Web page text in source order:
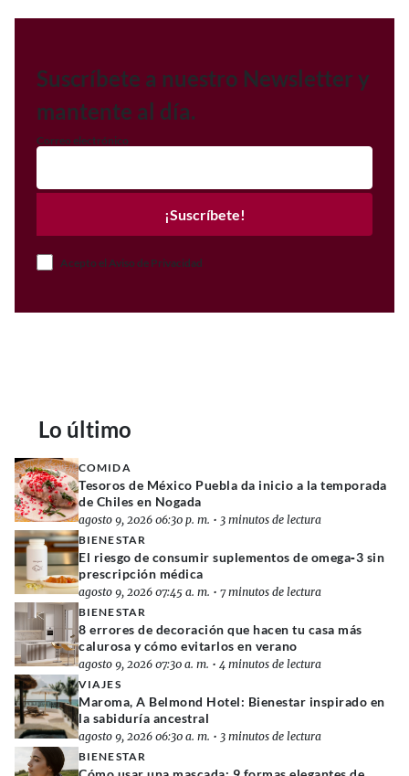
Suscríbete a nuestro Newsletter y
mantente al día.
Correo electrónico
¡Suscríbete!
Acepto el Aviso de Privacidad
Lo último
COMIDA
Tesoros de México Puebla da inicio a la temporada
de Chiles en Nogada
agosto 9, 2026 06:30 p. m. • 3 minutos de lectura
BIENESTAR
El riesgo de consumir suplementos de omega‑3 sin
prescripción médica
agosto 9, 2026 07:45 a. m. • 7 minutos de lectura
BIENESTAR
8 errores de decoración que hacen tu casa más
calurosa y cómo evitarlos en verano
agosto 9, 2026 07:30 a. m. • 4 minutos de lectura
VIAJES
Maroma, A Belmond Hotel: Bienestar inspirado en
la sabiduría ancestral
agosto 9, 2026 06:30 a. m. • 3 minutos de lectura
BIENESTAR